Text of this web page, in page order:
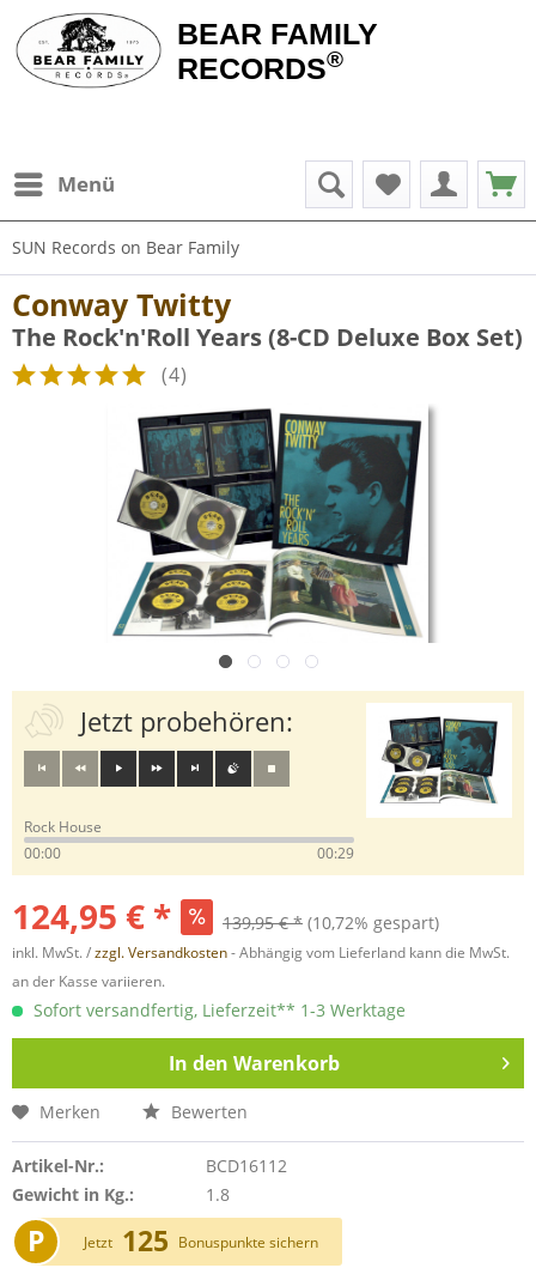
BEAR FAMILY
RECORDS®
Menü
SUN Records on Bear Family
Conway Twitty
The Rock'n'Roll Years (8-CD Deluxe Box Set)
(4)
Jetzt probehören:
Rock House
00:00
00:29
124,95 € * 139,95 € * (10,72% gespart)
inkl. MwSt. /zzgl. Versandkosten- Abhängig vom Lieferland kann die MwSt.
an der Kasse variieren.
Sofort versandfertig, Lieferzeit** 1-3 Werktage
In den Warenkorb
Merken Bewerten
Artikel-Nr.:
BCD16112
Gewicht in Kg.:
1.8
P Jetzt 125 Bonuspunkte sichern